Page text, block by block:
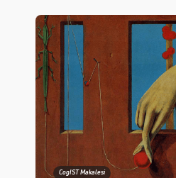
CogIST Makalesi